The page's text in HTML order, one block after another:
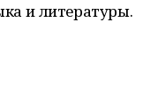
и литературы.